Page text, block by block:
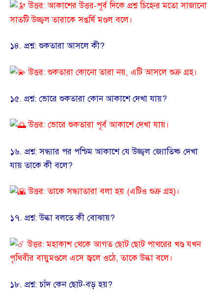
উত্তর: আকাশের উত্তর-পূর্ব দিকে প্রশ্ন চিহ্নের মতো সাজানো
সাতটি উজ্জ্বল তারাকে সপ্তর্ষি মণ্ডল বলে।
​১৪. প্রশ্ন: শুকতারা আসলে কী?
উত্তর: শুকতারা কোনো তারা নয়, এটি আসলে শুক্র গ্রহ।
​১৫. প্রশ্ন: ভোরে শুকতারা কোন আকাশে দেখা যায়?
উত্তর: ভোরে শুকতারা পূর্ব আকাশে দেখা যায়।
​১৬. প্রশ্ন: সন্ধ্যার পর পশ্চিম আকাশে যে উজ্জ্বল জ্যোতিষ্ক দেখা
যায় তাকে কী বলে?
উত্তর: তাকে সন্ধ্যাতারা বলা হয় (এটিও শুক্র গ্রহ)।
​১৭. প্রশ্ন: উল্কা বলতে কী বোঝায়?
উত্তর: মহাকাশ থেকে আগত ছোট ছোট পাথরের খণ্ড যখন
পৃথিবীর বায়ুমণ্ডলে এসে জ্বলে ওঠে, তাকে উল্কা বলে।
​১৮. প্রশ্ন: চাঁদ কেন ছোট-বড় হয়?